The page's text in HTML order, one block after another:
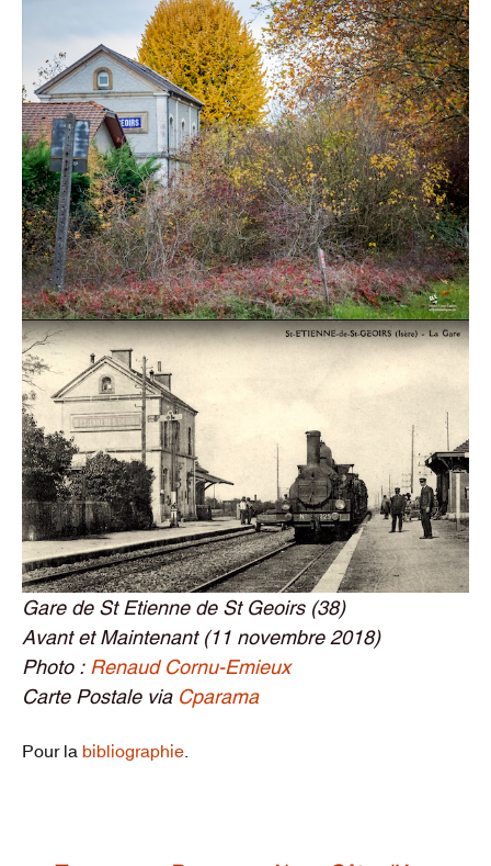
Gare de St Etienne de St Geoirs (38)
Avant et Maintenant (11 novembre 2018)
Photo : Renaud Cornu-Emieux
Carte Postale via Cparama
Pour la bibliographie